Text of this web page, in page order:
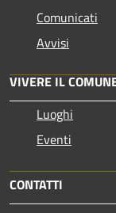
Comunicati
Avvisi
VIVERE IL
Luoghi
Eventi
CONTATTI